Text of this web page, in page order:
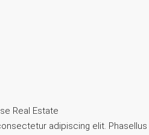
Real Estate
adipiscing elit. Phasellus